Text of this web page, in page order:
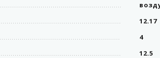
12.17
4
12.5